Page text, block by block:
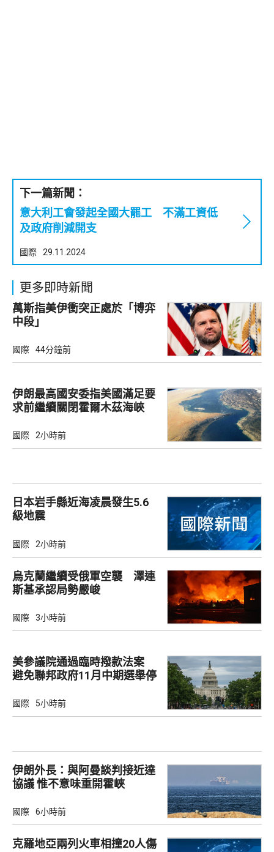
下一篇新聞：
意大利工會發起全國大罷工 不滿工資低
及政府削減開支
國際 29.11.2024
更多即時新聞
萬斯指美伊衝突正處於「博弈
中段」
國際 44分鐘前
伊朗最高國安委指美國滿足要
求前繼續關閉霍爾木茲海峽
國際 2小時前
日本岩手縣近海凌晨發生5.6
級地震
國際 2小時前
烏克蘭繼續受俄軍空襲 澤連
斯基承認局勢嚴峻
國際 3小時前
美參議院通過臨時撥款法案
避免聯邦政府11月中期選舉停
國際 5小時前
伊朗外長：與阿曼談判接近達
協議 惟不意味重開霍峽
國際 6小時前
克羅地亞兩列火車相撞20人傷